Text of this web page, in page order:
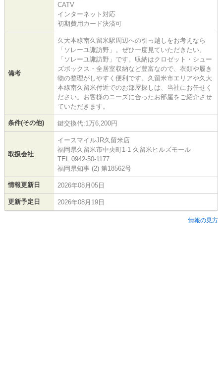
CATV
インターネット対応
初期費用カード決済可
備考
久大本線南久留米駅周辺への引っ越しをお考えなら
「ソレーユ諏訪野」。ぜひ一度見ていただきたい、
「ソレーユ諏訪野」です。収納はクロゼット・シュー
ズボックス・全居室収納など豊富なので、衣類や履き
物の整理がしやすく便利です。久留米市エリアや久大
本線南久留米付近でのお部屋探しは、当社にお任せく
ださい。お客様のニーズに合ったお部屋をご紹介させ
ていただきます。
条件(その他) 鍵交換代:1万6,200円
取扱会社
イースマイルJR久留米店
福岡県久留米市中央町1-1 久留米ヒルズモール
TEL:0942-50-1177
福岡県知事 (2) 第18562号
情報更新日 2026年08月05日
更新予定日 2026年08月19日
情報の見方